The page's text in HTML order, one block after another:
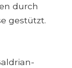
durch
gestützt.